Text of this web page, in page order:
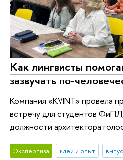
Как лингвисты
зазвучать по-
Компания «KVINT» провела
встречу для студентов
должности архитектора
Экспертиза идеи и опыт